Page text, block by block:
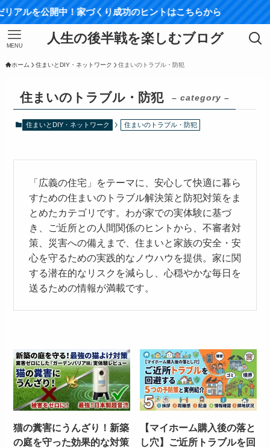
ルを公開中！家づくり成功のヒントはこちらから
人生の後半戦を楽しむブログ
MENU
ホーム 住まいとDIY・ネットワーク 住まいのトラブル・防犯
住まいのトラブル・防犯 – category –
住まいとDIY・ネットワーク 住まいのトラブル・防犯
「広義の住宅」をテーマに、安心して快適に暮ら
すための住まいのトラブル解決策と防犯対策をま
とめたカテゴリです。わが家での実体験に基づ
き、ご近所との人間関係のヒントから、不審者対
策、災害への備えまで、住まいと家族の安全・安
心を守るための実践的なノウハウを提供。家に関
する潜在的なリスクを減らし、心穏やかな毎日を
送るための情報が満載です。
猫の糞害にうんざり！新築
の庭を守った効果的な対策
【マイホーム購入後の落と
し穴】ご近所トラブルを回